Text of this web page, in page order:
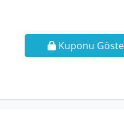
Kuponu